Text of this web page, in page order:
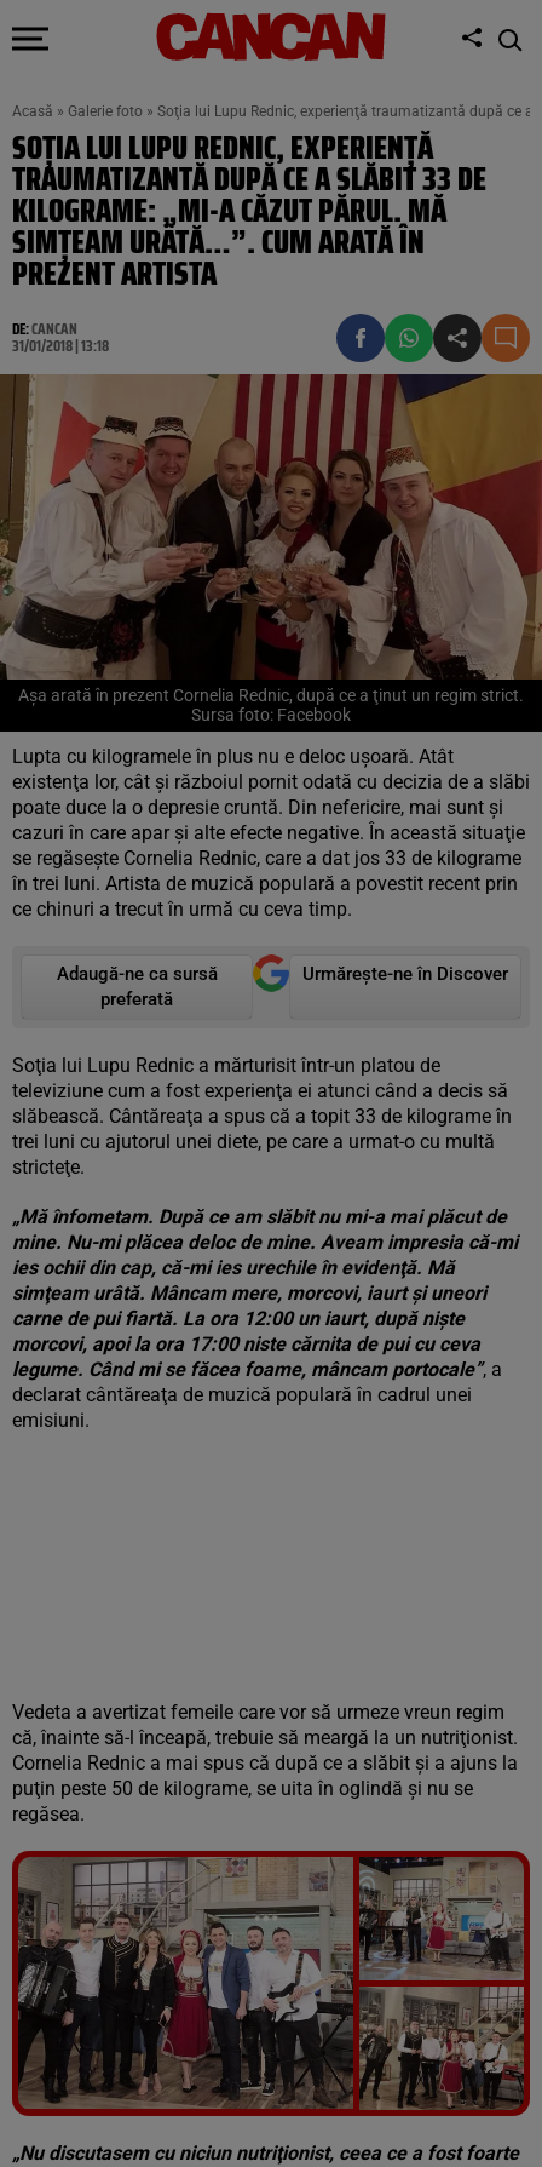
Acasă » Galerie foto » Soţia lui Lupu Rednic, experienţă traumatizantă după ce
SOŢIA LUI LUPU REDNIC, EXPERIENŢĂ
TRAUMATIZANTĂ DUPĂ CE A SLĂBIT 33 DE
KILOGRAME: „MI-A CĂZUT PĂRUL. MĂ
SIMŢEAM URÂTĂ…”. CUM ARATĂ ÎN
PREZENT ARTISTA
DE:CANCAN
31/01/2018 | 13:18
Aşa arată în prezent Cornelia Rednic, după ce a ţinut un regim strict.
Sursa foto: Facebook
Lupta cu kilogramele în plus nu e deloc uşoară. Atât
existenţa lor, cât şi războiul pornit odată cu decizia de a slăbi
poate duce la o depresie cruntă. Din nefericire, mai sunt şi
cazuri în care apar şi alte efecte negative. În această situaţie
se regăseşte Cornelia Rednic, care a dat jos 33 de kilograme
în trei luni. Artista de muzică populară a povestit recent prin
ce chinuri a trecut în urmă cu ceva timp.
Adaugă-ne ca sursă
preferată
Urmărește-ne în Discover
Soţia lui Lupu Rednic a mărturisit într-un platou de
televiziune cum a fost experienţa ei atunci când a decis să
slăbească. Cântăreaţa a spus că a topit 33 de kilograme în
trei luni cu ajutorul unei diete, pe care a urmat-o cu multă
stricteţe.
„Mă înfometam. După ce am slăbit nu mi-a mai plăcut de
mine. Nu-mi plăcea deloc de mine. Aveam impresia că-mi
ies ochii din cap, că-mi ies urechile în evidenţă. Mă
simţeam urâtă. Mâncam mere, morcovi, iaurt şi uneori
carne de pui fiartă. La ora 12:00 un iaurt, după nişte
morcovi, apoi la ora 17:00 niste cărnita de pui cu ceva
legume. Când mi se făcea foame, mâncam portocale”, a
declarat cântăreaţa de muzică populară în cadrul unei
emisiuni.
Vedeta a avertizat femeile care vor să urmeze vreun regim
că, înainte să-l înceapă, trebuie să meargă la un nutriţionist.
Cornelia Rednic a mai spus că după ce a slăbit şi a ajuns la
puţin peste 50 de kilograme, se uita în oglindă şi nu se
regăsea.
Vezi galeria foto
7 poze
„Nu discutasem cu niciun nutriţionist, ceea ce a fost foarte